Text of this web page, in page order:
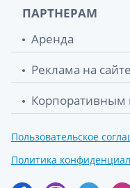
ПАРТНЕРАМ
Аренда
Реклама на сайте
Корпоративным
Пользовательское
Политика